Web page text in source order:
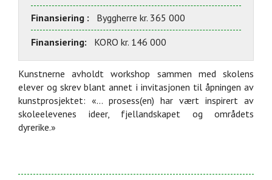
Finansiering :
Byggherre kr. 365 000
Finansiering:
KORO kr. 146 000
Kunstnerne avholdt workshop sammen med skolens
elever og skrev blant annet i invitasjonen til åpningen av
kunstprosjektet: «… prosess(en) har vært inspirert av
skoleelevenes ideer, fjellandskapet og områdets
dyrerike.»